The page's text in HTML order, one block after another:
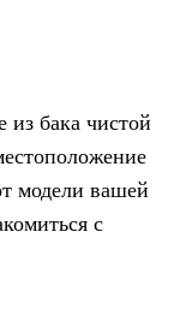
бака чистой
модели вашей
с